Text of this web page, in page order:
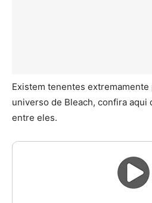
Existem tenentes
universo de Bleach, confira aqui
entre eles.